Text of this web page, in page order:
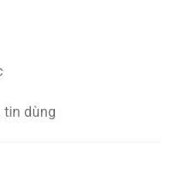
tin dùng